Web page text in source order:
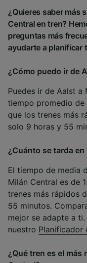
¿Quieres saber más
Central en tren?
preguntas más
ayudarte a planificar
¿Cómo puedo ir de
Puedes ir de Aalst a
tiempo promedio de
que los trenes más
solo 9 horas y 55
¿Cuánto se tarda
El tiempo de media
Milán Central es de
trenes más rápidos
55 minutos.
mejor se adapte a
nuestro Planificador
¿Qué tren es el más